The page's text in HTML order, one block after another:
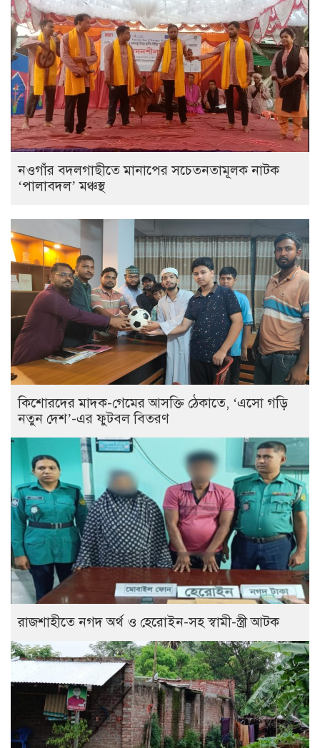
নওগাঁর বদলগাছীতে মানাপের সচেতনতামূলক নাটক
‘পালাবদল’ মঞ্চস্থ
কিশোরদের মাদক-গেমের আসক্তি ঠেকাতে, ‘এসো গড়ি
নতুন দেশ’-এর ফুটবল বিতরণ
রাজশাহীতে নগদ অর্থ ও হেরোইন-সহ স্বামী-স্ত্রী আটক